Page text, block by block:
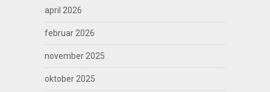
april 2026
februar 2026
november 2025
oktober 2025